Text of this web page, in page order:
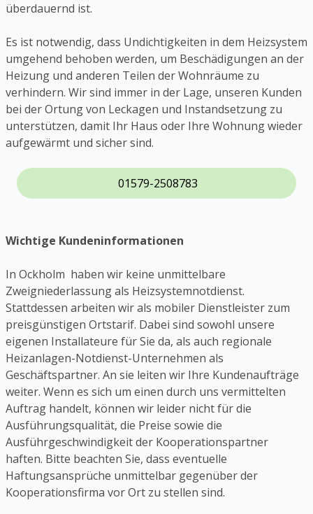
überdauernd ist.
Es ist notwendig, dass Undichtigkeiten in dem Heizsystem
umgehend behoben werden, um Beschädigungen an der
Heizung und anderen Teilen der Wohnräume zu
verhindern. Wir sind immer in der Lage, unseren Kunden
bei der Ortung von Leckagen und Instandsetzung zu
unterstützen, damit Ihr Haus oder Ihre Wohnung wieder
aufgewärmt und sicher sind.
01579-2508783
Wichtige Kundeninformationen
In Ockholm haben wir keine unmittelbare
Zweigniederlassung als Heizsystemnotdienst.
Stattdessen arbeiten wir als mobiler Dienstleister zum
preisgünstigen Ortstarif. Dabei sind sowohl unsere
eigenen Installateure für Sie da, als auch regionale
Heizanlagen-Notdienst-Unternehmen als
Geschäftspartner. An sie leiten wir Ihre Kundenaufträge
weiter. Wenn es sich um einen durch uns vermittelten
Auftrag handelt, können wir leider nicht für die
Ausführungsqualität, die Preise sowie die
Ausführgeschwindigkeit der Kooperationspartner
haften. Bitte beachten Sie, dass eventuelle
Haftungsansprüche unmittelbar gegenüber der
Kooperationsfirma vor Ort zu stellen sind.